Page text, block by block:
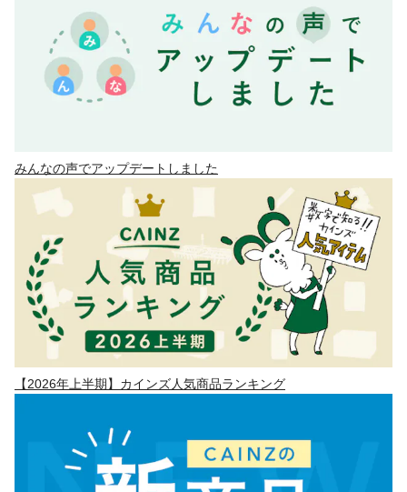
みんなの声でアップデートしました
【2026年上半期】カインズ人気商品ランキング